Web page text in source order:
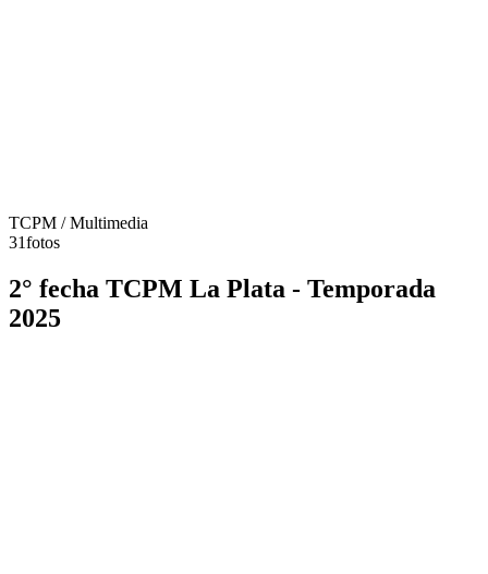
TCPM / Multimedia
31fotos
2° fecha TCPM La Plata - Temporada
2025